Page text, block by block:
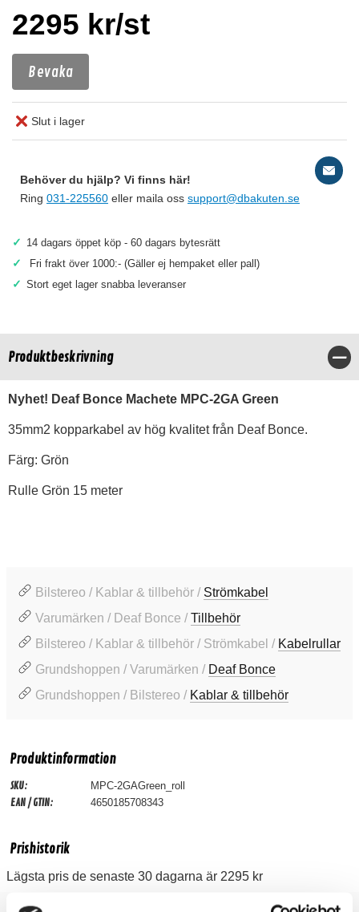
2295 kr/st
Bevaka
Slut i lager
Behöver du hjälp? Vi finns här!
Ring 031-225560 eller maila oss support@dbakuten.se
✓ 14 dagars öppet köp - 60 dagars bytesrätt
✓ Fri frakt över 1000:- (Gäller ej hempaket eller pall)
✓ Stort eget lager snabba leveranser
Produktbeskrivning
Nyhet! Deaf Bonce Machete MPC-2GA Green
35mm2 kopparkabel av hög kvalitet från Deaf Bonce.
Färg: Grön
Rulle Grön 15 meter
Bilstereo / Kablar & tillbehör / Strömkabel
Varumärken / Deaf Bonce /Tillbehör
Bilstereo / Kablar & tillbehör / Strömkabel / Kabelrullar
Grundshoppen / Varumärken / Deaf Bonce
Grundshoppen / Bilstereo / Kablar & tillbehör
Produktinformation
SKU: MPC-2GAGreen_roll
EAN / GTIN: 4650185708343
Prishistorik
Lägsta pris de senaste 30 dagarna är 2295 kr